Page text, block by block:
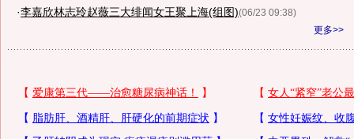
·李嘉欣林志玲赵薇三大绯闻女王聚上海(组图)(06/23 09:38)
更多>>